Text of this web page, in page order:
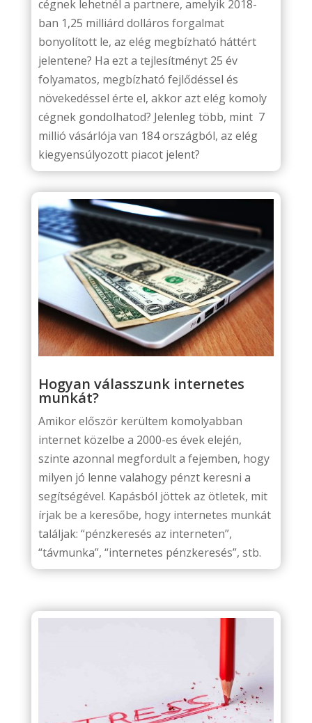
cégnek lehetnél a partnere, amelyik 2018-
ban 1,25 milliárd dolláros forgalmat
bonyolított le, az elég megbízható háttért
jelentene? Ha ezt a tejlesítményt 25 év
folyamatos, megbízható fejlődéssel és
növekedéssel érte el, akkor azt elég komoly
cégnek gondolhatod? Jelenleg több, mint 7
millió vásárlója van 184 országból, az elég
kiegyensúlyozott piacot jelent?
Hogyan válasszunk internetes
munkát?
Amikor először kerültem komolyabban
internet közelbe a 2000-es évek elején,
szinte azonnal megfordult a fejemben, hogy
milyen jó lenne valahogy pénzt keresni a
segítségével. Kapásból jöttek az ötletek, mit
írjak be a keresőbe, hogy internetes munkát
találjak: “pénzkeresés az interneten”,
“távmunka”, “internetes pénzkeresés”, stb.